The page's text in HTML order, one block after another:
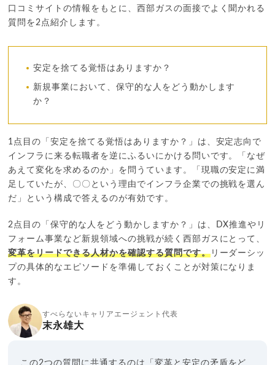
口コミサイトの情報をもとに、西部ガスの面接でよく聞かれる
質問を2点紹介します。
安定を捨てる覚悟はありますか？
新規事業において、保守的な人をどう動かします
か？
1点目の「安定を捨てる覚悟はありますか？」は、安定志向で
インフラに来る転職者を逆にふるいにかける問いです。「なぜ
あえて変化を求めるのか」を問うています。「現職の安定に満
足していたが、〇〇という理由でインフラ企業での挑戦を選ん
だ」という構成で答えるのが有効です。
2点目の「保守的な人をどう動かしますか？」は、DX推進やリ
フォーム事業など新規領域への挑戦が続く西部ガスにとって、
変革をリードできる人材かを確認する質問です。リーダーシッ
プの具体的なエピソードを準備しておくことが対策になりま
す。
すべらないキャリアエージェント代表
末永雄大
この2つの質問に共通するのは「変革と安定の矛盾をど